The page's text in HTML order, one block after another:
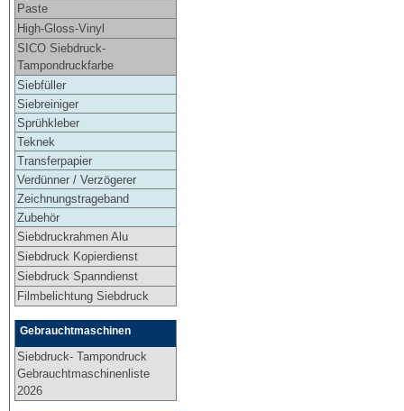
Paste
High-Gloss-Vinyl
SICO Siebdruck-
Tampondruckfarbe
Siebfüller
Siebreiniger
Sprühkleber
Teknek
Transferpapier
Verdünner / Verzögerer
Zeichnungstrageband
Zubehör
Siebdruckrahmen Alu
Siebdruck Kopierdienst
Siebdruck Spanndienst
Filmbelichtung Siebdruck
Gebrauchtmaschinen
Siebdruck- Tampondruck
Gebrauchtmaschinenliste
2026